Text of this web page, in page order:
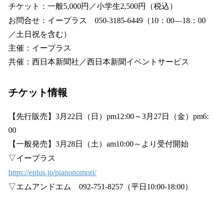
チケット：一般5,000円／小学生2,500円（税込）
お問合せ：イープラス 050-3185-6449（10：00―18：00
／土日祝を含む）
主催：イープラス
共催：西日本新聞社／西日本新聞イベントサービス
チケット情報
【先行販売】3月22日（日）pm12:00～3月27日（金）pm6:
00
【一般発売】3月28日（土）am10:00～より受付開始
▽イープラス
https://eplus.jp/pianonomori/
▽エムアンドエム 092-751-8257（平日10:00-18:00）